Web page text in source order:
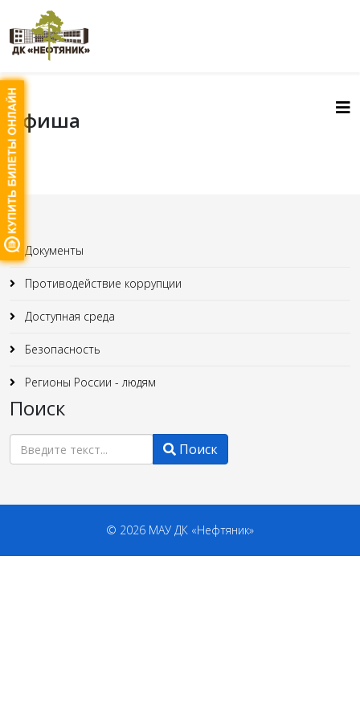
Афиша
Документы
Противодействие коррупции
Доступная среда
Безопасность
Регионы России - людям
Поиск
Поиск Поиск
© 2026 МАУ ДК «Нефтяник»